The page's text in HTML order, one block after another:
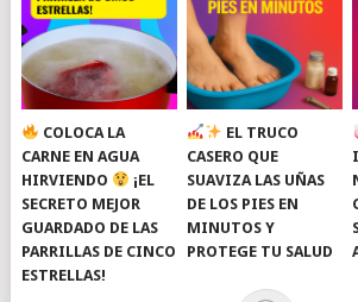
COLOCA LA
CARNE EN AGUA
HIRVIENDO
¡EL
SECRETO MEJOR
GUARDADO DE LAS
PARRILLAS DE CINCO
ESTRELLAS!
EL TRUCO
CASERO QUE
SUAVIZA LAS UÑAS
DE LOS PIES EN
MINUTOS Y
PROTEGE TU SALUD